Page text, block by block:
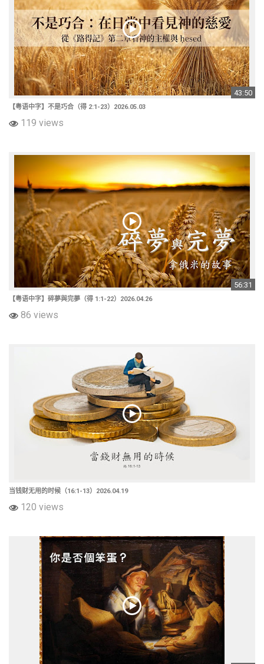
43:50
【粤语中字】不是巧合（得 2:1-23）2026.05.03
119 views
56:31
【粤语中字】碎夢與完夢（得 1:1-22）2026.04.26
86 views
当钱财无用的时候（16:1-13）2026.04.19
120 views